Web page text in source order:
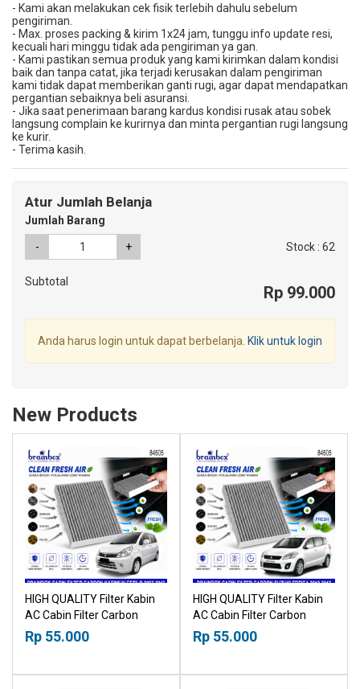
- Kami akan melakukan cek fisik terlebih dahulu sebelum
pengiriman.
- Max. proses packing & kirim 1x24 jam, tunggu info update resi,
kecuali hari minggu tidak ada pengiriman ya gan.
- Kami pastikan semua produk yang kami kirimkan dalam kondisi
baik dan tanpa catat, jika terjadi kerusakan dalam pengiriman
kami tidak dapat memberikan ganti rugi, agar dapat mendapatkan
pergantian sebaiknya beli asuransi.
- Jika saat penerimaan barang kardus kondisi rusak atau sobek
langsung complain ke kurirnya dan minta pergantian rugi langsung
ke kurir.
- Terima kasih.
Atur Jumlah Belanja
Jumlah Barang
- + Stock : 62
Subtotal
Rp 99.000
Anda harus login untuk dapat berbelanja. Klik untuk login
New Products
HIGH QUALITY Filter Kabin
AC Cabin Filter Carbon
Suzuki Karimun Estilo 2007-
2013 18518030
Rp 55.000
HIGH QUALITY Filter Kabin
AC Cabin Filter Carbon
Suzuki Ertiga 2012-2017
18518030
Rp 55.000